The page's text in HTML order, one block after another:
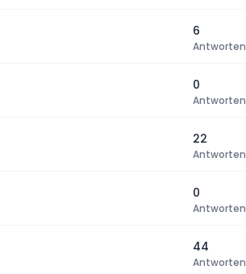
6
Antworten
0
Antworten
22
Antworten
0
Antworten
44
Antworten